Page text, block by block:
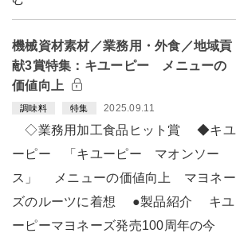
機械資材素材／業務用・外食／地域貢
献3賞特集：キユーピー メニューの
価値向上
調味料 特集 2025.09.11
◇業務用加工食品ヒット賞 ◆キユ
ーピー 「キユーピー マオンソー
ス」 メニューの価値向上 マヨネー
ズのルーツに着想 ●製品紹介 キユ
ーピーマヨネーズ発売100周年の今